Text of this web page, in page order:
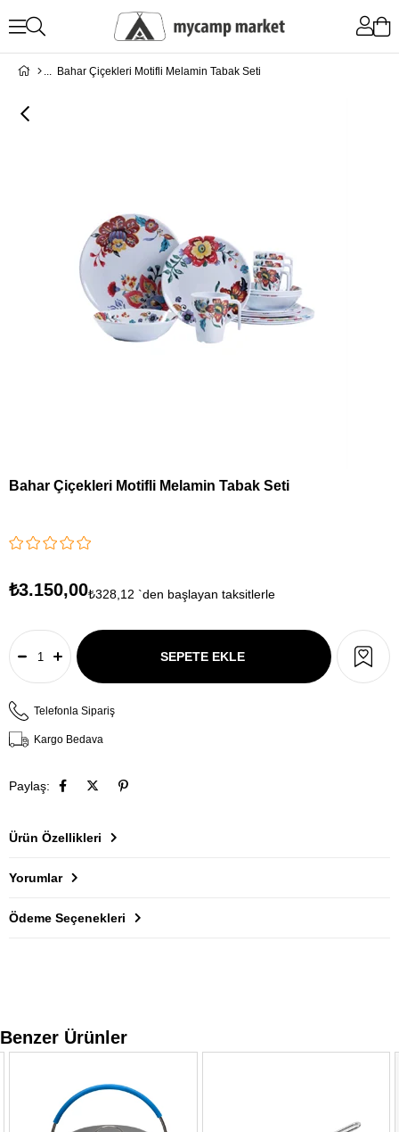
Bahar Çiçekleri Motifli Melamin Tabak Seti
Bahar Çiçekleri Motifli Melamin Tabak Seti
₺3.150,00₺328,12 `den başlayan taksitlerle
Telefonla Sipariş
Kargo Bedava
Paylaş:
Ürün Özellikleri
Yorumlar
Ödeme Seçenekleri
Benzer Ürünler